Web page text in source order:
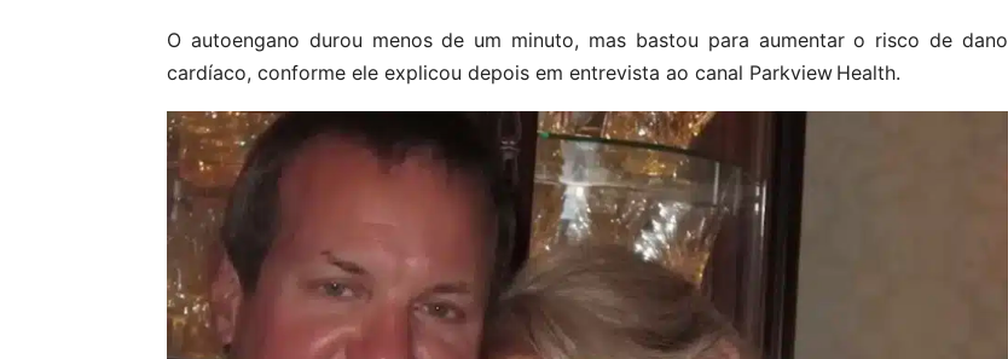
O autoengano durou menos de um minuto, mas bastou para aumentar o risco de dano
cardíaco, conforme ele explicou depois em entrevista ao canal Parkview Health.